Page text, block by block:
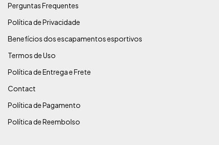
Perguntas Frequentes
Política de Privacidade
Benefícios dos escapamentos esportivos
Termos de Uso
Política de Entrega e Frete
Contact
Política de Pagamento
Política de Reembolso